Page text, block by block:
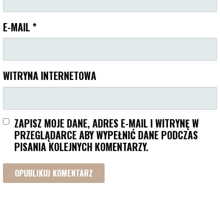
E-MAIL *
WITRYNA INTERNETOWA
ZAPISZ MOJE DANE, ADRES E-MAIL I WITRYNĘ W
PRZEGLĄDARCE ABY WYPEŁNIĆ DANE PODCZAS
PISANIA KOLEJNYCH KOMENTARZY.